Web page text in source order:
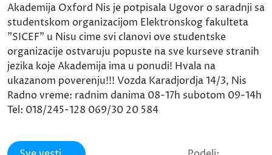
Akademija Oxford Nis je potpisala Ugovor o saradnji sa
studentskom organizacijom Elektronskog fakulteta
"SICEF" u Nisu cime svi clanovi ove studentske
organizacije ostvaruju popuste na sve kurseve stranih
jezika koje Akademija ima u ponudi! Hvala na
ukazanom poverenju!!! Vozda Karadjordja 14/3, Nis
Radno vreme: radnim danima 08-17h subotom 09-14h
Tel: 018/245-128 069/30 20 584